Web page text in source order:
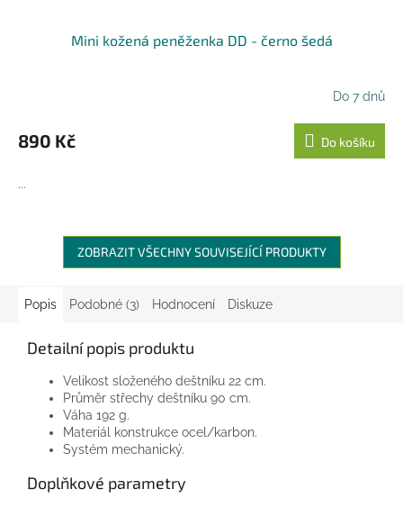
Mini kožená peněženka DD - černo šedá
Do 7 dnů
890 Kč Do košíku
...
ZOBRAZIT VŠECHNY SOUVISEJÍCÍ PRODUKTY
Popis Podobné (3) Hodnocení Diskuze
Detailní popis produktu
Velikost složeného deštníku 22 cm.
Průměr střechy deštníku 90 cm.
Váha 192 g.
Materiál konstrukce ocel/karbon.
Systém mechanický.
Doplňkové parametry